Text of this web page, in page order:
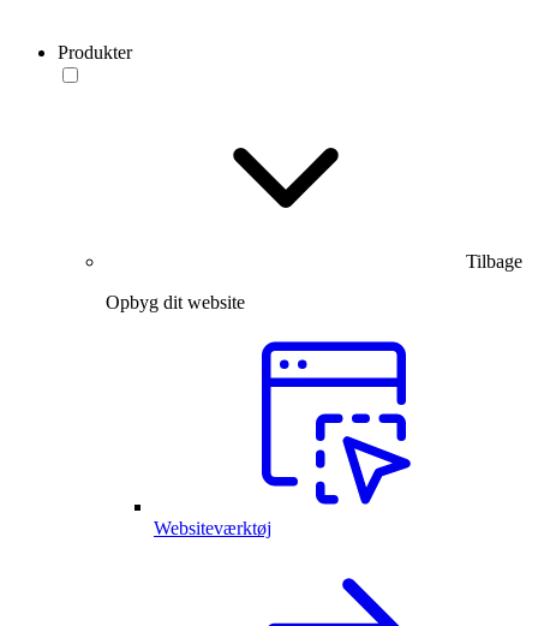
Produkter
Tilbage
Opbyg dit website
Websiteværktøj